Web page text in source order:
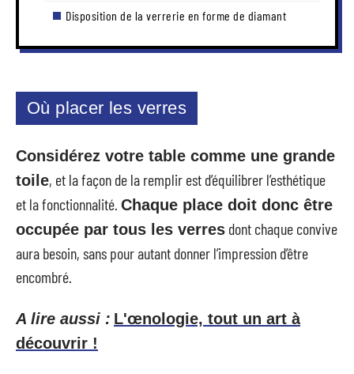
Disposition de la verrerie en forme de diamant
Où placer les verres
Considérez votre table comme une grande
toile, et la façon de la remplir est d’équilibrer l’esthétique
et la fonctionnalité. Chaque place doit donc être
occupée par tous les verres dont chaque convive
aura besoin, sans pour autant donner l’impression d’être
encombré.
A lire aussi : L'œnologie, tout un art à
découvrir !